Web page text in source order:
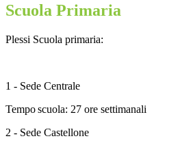
Scuola Primaria
Plessi Scuola primaria:
1 - Sede Centrale
Temposcuola: 27 ore settimanali
2 - Sede Castellone